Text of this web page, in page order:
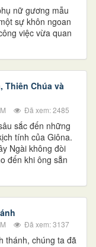
nữ gương mẫu
sự khôn ngoan
việc vừa quan
Thiên Chúa và
Đã xem: 2485
sắc đến những
tính của Giôna.
Ngài không đòi
đến khi ông sẵn
Đã xem: 3137
thánh, chúng ta đã